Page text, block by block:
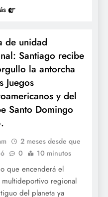
de unidad
Santiago recibe
la antorcha
Juegos
y del
Santo Domingo
2 meses desde que
0 10 minutos
que encenderá el
regional
del planeta ya